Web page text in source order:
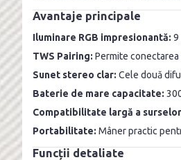
Avantaje principale
Iluminare RGB impresionantă: 9
TWS Pairing: Permite
Sunet stereo clar: Cele două
Baterie de mare capacitate:
Compatibilitate largă a
Portabilitate: Mâner practic
Funcții detaliate